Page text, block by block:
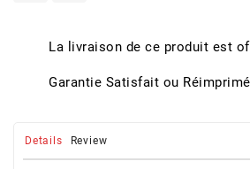
La livraison de ce produit est
Garantie Satisfait ou
Details Review